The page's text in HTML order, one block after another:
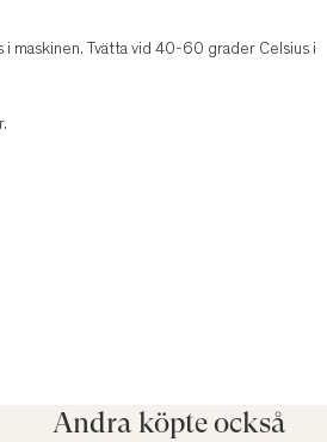
maskinen. Tvätta vid 40-60 grader Celsius i
Andra köpte också